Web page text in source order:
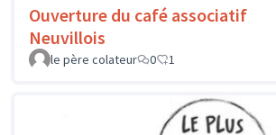
Ouverture du café associatif
Neuvillois
le père colateur
0 1